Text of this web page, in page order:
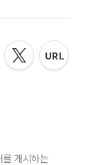
개시하는